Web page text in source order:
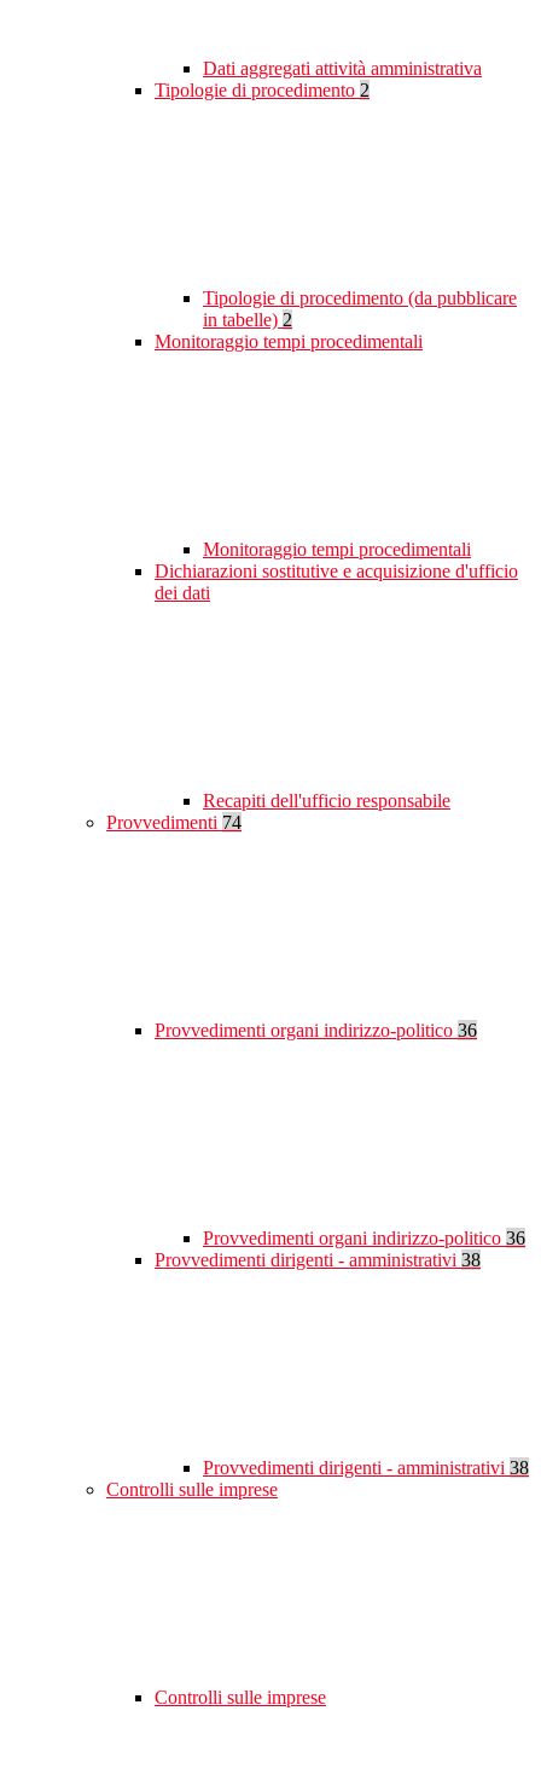
Dati aggregati attività amministrativa
Tipologie di procedimento 2
Tipologie di procedimento (da pubblicare
in tabelle) 2
Monitoraggio tempi procedimentali
Monitoraggio tempi procedimentali
Dichiarazioni sostitutive e acquisizione d'ufficio
dei dati
Recapiti dell'ufficio responsabile
Provvedimenti 74
Provvedimenti organi indirizzo-politico 36
Provvedimenti organi indirizzo-politico 36
Provvedimenti dirigenti - amministrativi 38
Provvedimenti dirigenti - amministrativi 38
Controlli sulle imprese
Controlli sulle imprese